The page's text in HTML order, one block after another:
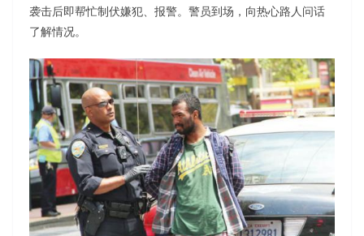
袭击后即帮忙制伏嫌犯、报警。警员到场，向热心路人问话
了解情况。